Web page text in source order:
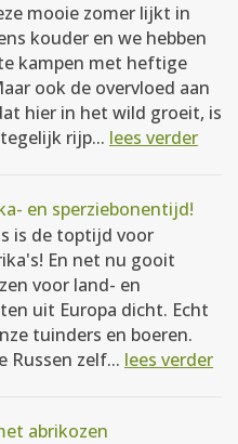
mooie zomer lijkt in
kouder en we hebben
kampen met heftige
ook de overvloed aan
hier in het wild groeit, is
rijp... lees verder
en sperziebonentijd!
is de toptijd voor
En net nu gooit
voor land- en
uit Europa dicht. Echt
tuinders en boeren.
Russen zelf... lees verder
abrikozen